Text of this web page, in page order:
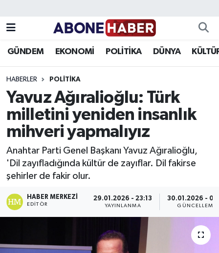
GÜNDEM EKONOMİ POLİTİKA DÜNYA
HABERLER POLITIKA
Yavuz Ağıralioğlu: Türk
milletini yeniden insanlık
mihveri yapmalıyız
Anahtar Parti Genel Başkanı Yavuz Ağıralioğlu,
'Dil zayıfladığında kültür de zayıflar. Dil fakirse
şehirler de fakir olur.
HABER MERKEZI
EDITÖR
29.01.2026 - 23:13
YAYINLANMA
30.01.2026 -
GÜNCELLEME
Asayiş
Bilim ve Teknoloji
Çevre
Süper Lig Puan Durumu ve Fikstür
Tüm Manşetler
Son Dakika Haberleri